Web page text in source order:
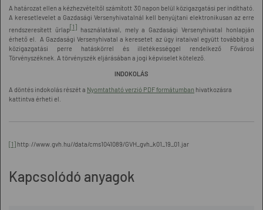
A határozat ellen a kézhezvételtől számított 30 napon belül közigazgatási per indítható.
A keresetlevelet a Gazdasági Versenyhivatalnál kell benyújtani elektronikusan az erre
rendszeresített űrlap[1]használatával, mely a Gazdasági Versenyhivatal honlapján
érhető el. A Gazdasági Versenyhivatal a keresetet az ügy irataival együtt továbbítja a
közigazgatási perre hatáskörrel és illetékességgel rendelkező Fővárosi
Törvényszéknek. A törvényszék eljárásában a jogi képviselet kötelező.
INDOKOLÁS
A döntés indokolás részét a Nyomtatható verzió PDF formátumban hivatkozásra
kattintva érheti el.
[1] http://www.gvh.hu//data/cms1041089/GVH_gvh_k01_19_01.jar
Kapcsolódó anyagok